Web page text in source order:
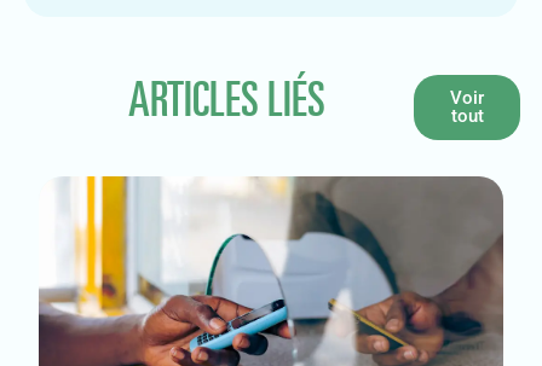
ARTICLES LIÉS
Voir
tout